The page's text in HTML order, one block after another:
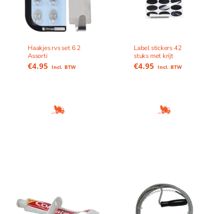
Haakjes rvs set 6 2
Assorti
€4.95 Incl. BTW
Label stickers 42
stuks met krijt
€4.95 Incl. BTW